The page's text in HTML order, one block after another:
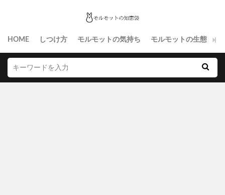
HOME しつけ方 モルモットの気持ち モルモットの生態